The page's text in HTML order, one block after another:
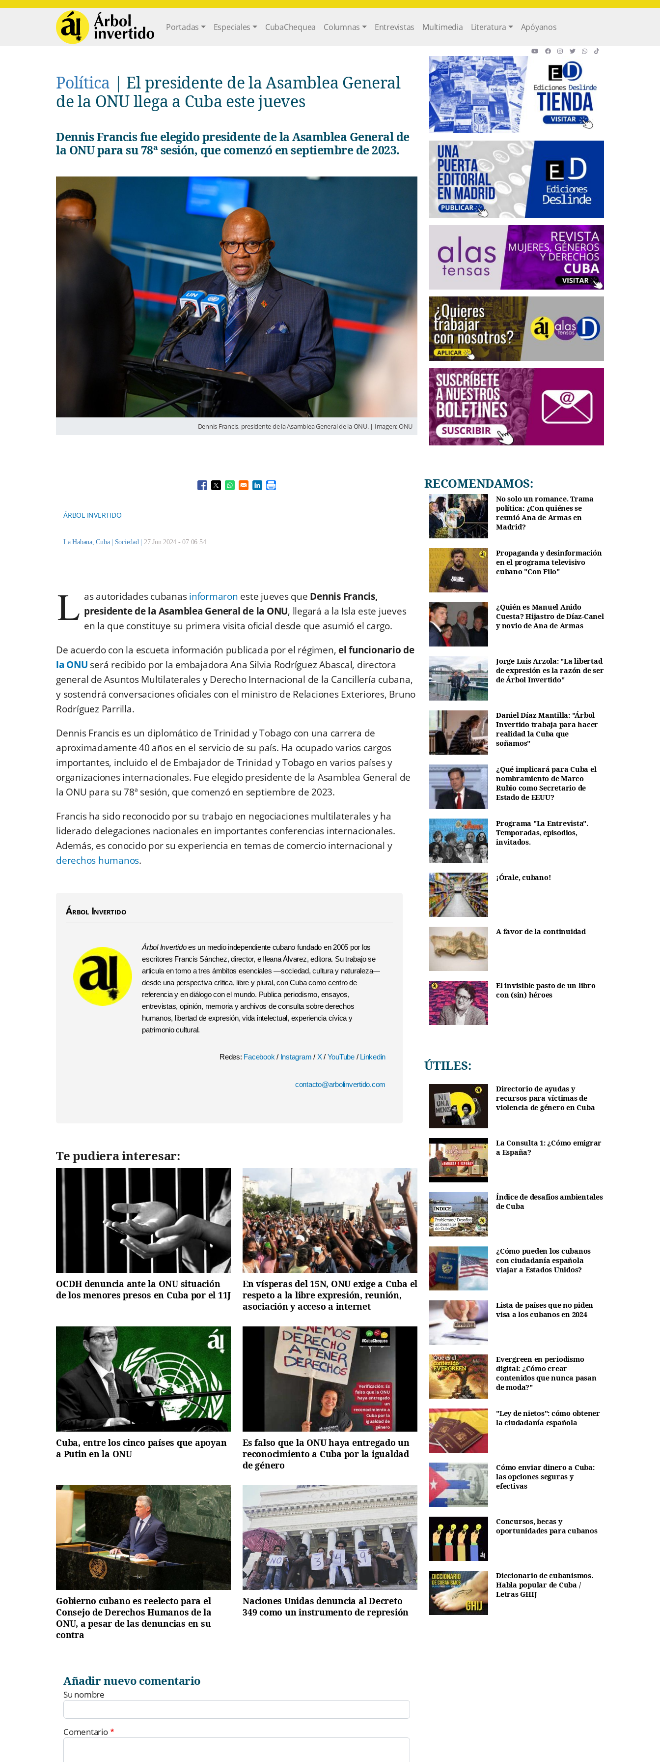
Main navigation
Portadas Especiales CubaChequea Columnas Entrevistas Multimedia Literatura Apóyanos
Política | El presidente de la Asamblea General
de la ONU llega a Cuba este jueves
Dennis Francis fue elegido presidente de la Asamblea General de
la ONU para su 78ª sesión, que comenzó en septiembre de 2023.
Dennis Francis, presidente de la Asamblea General de la ONU. | Imagen: ONU
Opens in a new window
Opens in a new window
Opens in a new window
Opens in a new window
ÁRBOL INVERTIDO
Sociedad 27 Jun 2024 - 07:06:54
L as autoridades cubanasinformaron este jueves que Dennis Francis,
presidente de la Asamblea General de la ONU, llegará a la Isla este jueves
en la que constituye su primera visita oficial desde que asumió el cargo.
De acuerdo con la escueta información publicada por el régimen,el funcionario de
la ONU será recibido por la embajadora Ana Silvia Rodríguez Abascal, directora
general de Asuntos Multilaterales y Derecho Internacional de la Cancillería cubana,
y sostendrá conversaciones oficiales con el ministro de Relaciones Exteriores, Bruno
Rodríguez Parrilla.
Dennis Francis es un diplomático de Trinidad y Tobago con una carrera de
aproximadamente 40 años en el servicio de su país. Ha ocupado varios cargos
importantes, incluido el de Embajador de Trinidad y Tobago en varios países y
organizaciones internacionales. Fue elegido presidente de la Asamblea General de
la ONU para su 78ª sesión, que comenzó en septiembre de 2023.
Francis ha sido reconocido por su trabajo en negociaciones multilaterales y ha
liderado delegaciones nacionales en importantes conferencias internacionales.
Además, es conocido por su experiencia en temas de comercio internacional y
derechos humanos​.
Árbol Invertido
Árbol Invertidoes un medio independiente cubano fundado en 2005 por los
escritores Francis Sánchez, director, e Ileana Álvarez, editora. Su trabajo se
articula en torno a tres ámbitos esenciales —sociedad, cultura y naturaleza—
desde una perspectiva crítica, libre y plural, con Cuba como centro de
referencia y en diálogo con el mundo. Publica periodismo, ensayos,
entrevistas, opinión, memoria y archivos de consulta sobre derechos
humanos, libertad de expresión, vida intelectual, experiencia cívica y
patrimonio cultural.
Redes: Facebook / Instagram / X/ YouTube / Linkedin
contacto@arbolinvertido.com
Te pudiera interesar:
OCDH denuncia ante la ONU situación
de los menores presos en Cuba por el 11J
En vísperas del 15N, ONU exige a Cuba el
respeto a la libre expresión, reunión,
asociación y acceso a internet
Cuba, entre los cinco países que apoyan
a Putin en la ONU
Es falso que la ONU haya entregado un
reconocimiento a Cuba por la igualdad
de género
Gobierno cubano es reelecto para el
Consejo de Derechos Humanos de la
ONU, a pesar de las denuncias en su
contra
Naciones Unidas denuncia al Decreto
349 como un instrumento de represión
Añadir nuevo comentario
Su nombre
Comentario
RECOMENDAMOS:
No solo un romance. Trama
política: ¿Con quiénes se
reunió Ana de Armas en
Madrid?
Propaganda y desinformación
en el programa televisivo
cubano "Con Filo"
¿Quién es Manuel Anido
Cuesta? Hijastro de Díaz-Canel
y novio de Ana de Armas
Jorge Luis Arzola: "La libertad
de expresión es la razón de ser
de Árbol Invertido"
Daniel Díaz Mantilla: "Árbol
Invertido trabaja para hacer
realidad la Cuba que
soñamos"
¿Qué implicará para Cuba el
nombramiento de Marco
Rubio como Secretario de
Estado de EEUU?
Programa "La Entrevista".
Temporadas, episodios,
invitados.
¡Órale, cubano!
A favor de la continuidad
El invisible pasto de un libro
con (sin) héroes
ÚTILES:
Directorio de ayudas y
recursos para víctimas de
violencia de género en Cuba
La Consulta 1: ¿Cómo emigrar
a España?
Índice de desafíos ambientales
de Cuba
¿Cómo pueden los cubanos
con ciudadanía española
viajar a Estados Unidos?
Lista de países que no piden
visa a los cubanos en 2024
Evergreen en periodismo
digital: ¿Cómo crear
contenidos que nunca pasan
de moda?"
"Ley de nietos": cómo obtener
la ciudadanía española
Cómo enviar dinero a Cuba:
las opciones seguras y
efectivas
Concursos, becas y
oportunidades para cubanos
Diccionario de cubanismos.
Habla popular de Cuba /
Letras GHIJ